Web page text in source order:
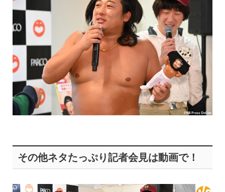
その他ネタたっぷり記者会見は動画で！